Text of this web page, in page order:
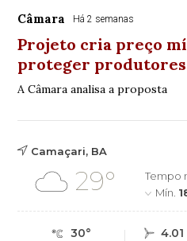
Câmara Há 2 semanas
Projeto cria preço
proteger produtores
A Câmara analisa a proposta
Camaçari, BA
29°
Tempo
Mín.
30° 4.01